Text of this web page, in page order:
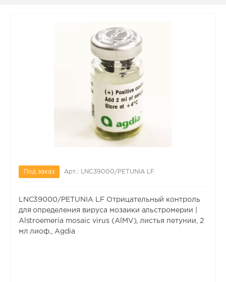
Под заказ Арт.: LNC39000/PETUNIA LF
LNC39000/PETUNIA LF Отрицательный контроль
для определения вируса мозаики альстромерии |
Alstroemeria mosaic virus (AlMV), листья петунии, 2
мл лиоф., Agdia